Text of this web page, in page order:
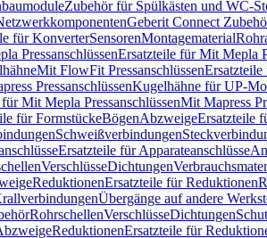
Zubehör für Spülkästen und WC-
Geberit Connect
für KonverterSensorenMontagematerial
PressanschlüssenErsatzteile für Mit Mepla
Mit FlowFit Pressanschlüssen
PressanschlüssenKugelhähne für UP-
Mit Mepla PressanschlüssenMit Mapress
für FormstückeBögenAbzweigeErsatzteile
Schweißverbindungen
Ersatzteile für Apparateanschlüsse
VerschlüsseDichtungen
ReduktionenErsatzteile für Reduktionen
Übergänge auf andere
RohrschellenVerschlüsseDichtungen
ReduktionenErsatzteile für